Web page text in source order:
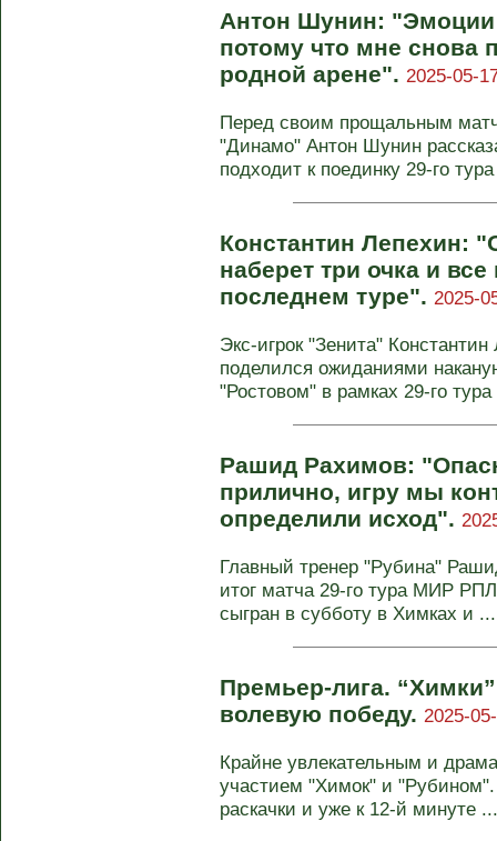
Антон Шунин: "Эмоции
потому что мне снова
родной арене". 2025-05-
Перед своим прощальным
"Динамо" Антон Шунин
подходит к поединку 29-го
Константин Лепехин:
наберет три очка и
последнем туре". 2025-
Экс-игрок "Зенита"
поделился ожиданиями
"Ростовом" в рамках 29-го
Рашид Рахимов:
прилично, игру мы
определили исход".
Главный тренер "Рубина"
итог матча 29‑го тура МИР
сыгран в субботу в Химках и ...
Премьер-лига.
волевую победу. 2025-
Крайне увлекательным и
участием "Химок" и
раскачки и уже к 12-й минуте ...